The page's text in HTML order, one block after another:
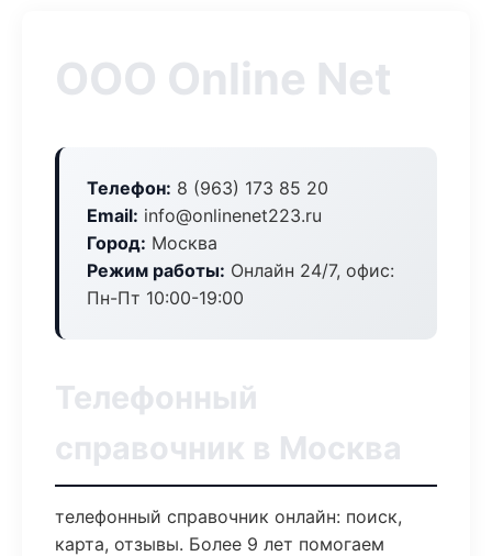
ООО Online Net
Телефон: 8 (963) 173 85 20
Email: info@onlinenet223.ru
Город: Москва
Режим работы: Онлайн 24/7, офис:
Пн-Пт 10:00-19:00
Телефонный
справочник в Москва
телефонный справочник онлайн: поиск,
карта, отзывы. Более 9 лет помогаем